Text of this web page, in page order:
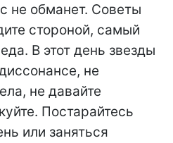
не обманет. Советы
стороной, самый
В этот день звезды
не
не давайте
Постарайтесь
или заняться